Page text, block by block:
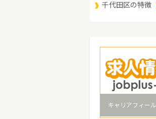
千代田区の特徴
キャリアフィー